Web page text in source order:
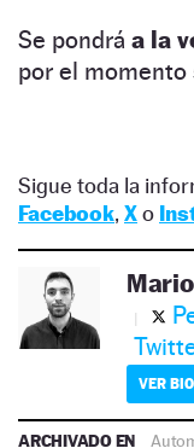
Se pondrá a la
por el momento
Sigue toda la
Facebook, Xo
VER
ARCHIVADO EN